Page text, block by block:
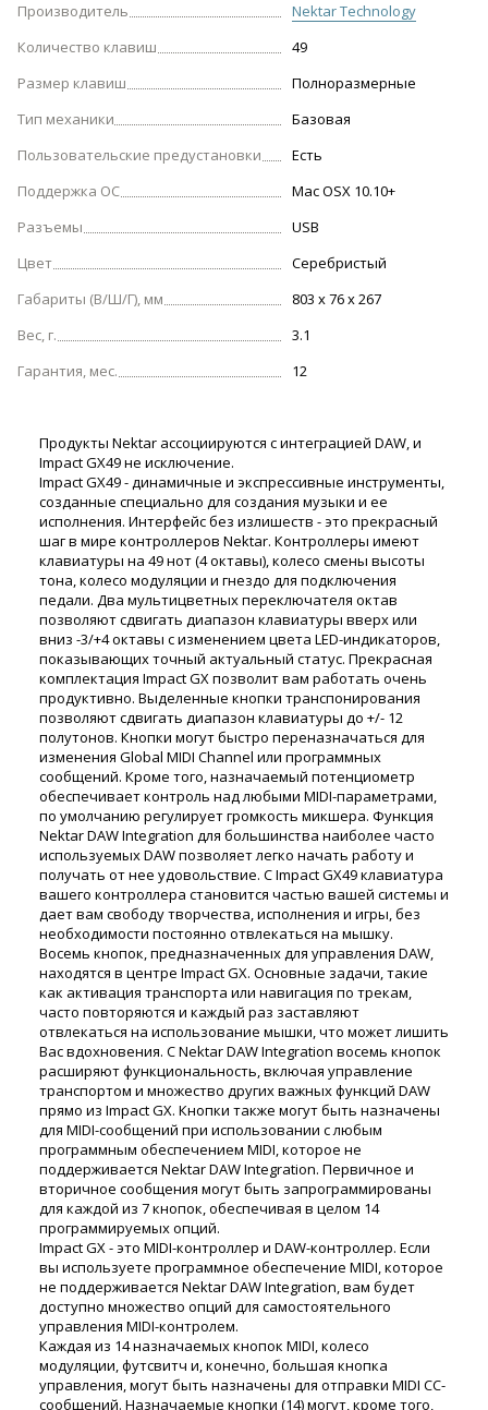
Производитель
Nektar Technology
Количество клавиш
49
Размер клавиш
Полноразмерные
Тип механики
Базовая
Пользовательские предустановки
Есть
Поддержка ОС
Mac OSX 10.10+
Разъемы
USB
Цвет
Серебристый
Габариты (В/Ш/Г), мм
803 x 76 x 267
Вес, г.
3.1
Гарантия, мес.
12
Продукты Nektar ассоциируются с интеграцией DAW, и
Impact GX49 не исключение.
Impact GX49 - динамичные и экспрессивные инструменты,
созданные специально для создания музыки и ее
исполнения. Интерфейс без излишеств - это прекрасный
шаг в мире контроллеров Nektar. Контроллеры имеют
клавиатуры на 49 нот (4 октавы), колесо смены высоты
тона, колесо модуляции и гнездо для подключения
педали. Два мультицветных переключателя октав
позволяют сдвигать диапазон клавиатуры вверх или
вниз -3/+4 октавы с изменением цвета LED-индикаторов,
показывающих точный актуальный статус. Прекрасная
комплектация Impact GX позволит вам работать очень
продуктивно. Выделенные кнопки транспонирования
позволяют сдвигать диапазон клавиатуры до +/- 12
полутонов. Кнопки могут быстро переназначаться для
изменения Global MIDI Channel или программных
сообщений. Кроме того, назначаемый потенциометр
обеспечивает контроль над любыми MIDI-параметрами,
по умолчанию регулирует громкость микшера. Функция
Nektar DAW Integration для большинства наиболее часто
используемых DAW позволяет легко начать работу и
получать от нее удовольствие. С Impact GX49 клавиатура
вашего контроллера становится частью вашей системы и
дает вам свободу творчества, исполнения и игры, без
необходимости постоянно отвлекаться на мышку.
Восемь кнопок, предназначенных для управления DAW,
находятся в центре Impact GX. Основные задачи, такие
как активация транспорта или навигация по трекам,
часто повторяются и каждый раз заставляют
отвлекаться на использование мышки, что может лишить
Вас вдохновения. С Nektar DAW Integration восемь кнопок
расширяют функциональность, включая управление
транспортом и множество других важных функций DAW
прямо из Impact GX. Кнопки также могут быть назначены
для MIDI-сообщений при использовании с любым
программным обеспечением MIDI, которое не
поддерживается Nektar DAW Integration. Первичное и
вторичное сообщения могут быть запрограммированы
для каждой из 7 кнопок, обеспечивая в целом 14
программируемых опций.
Impact GX - это MIDI-контроллер и DAW-контроллер. Если
вы используете программное обеспечение MIDI, которое
не поддерживается Nektar DAW Integration, вам будет
доступно множество опций для самостоятельного
управления MIDI-контролем.
Каждая из 14 назначаемых кнопок MIDI, колесо
модуляции, футсвитч и, конечно, большая кнопка
управления, могут быть назначены для отправки MIDI CC-
сообщений. Назначаемые кнопки (14) могут, кроме того,